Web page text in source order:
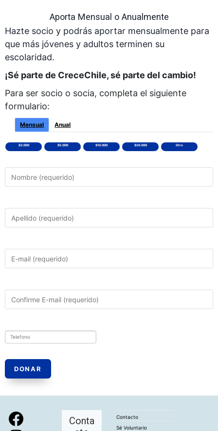
Aporta Mensual o Anualmente
Hazte socio y podrás aportar mensualmente para
que más jóvenes y adultos terminen su
escolaridad.
¡Sé parte de CreceChile, sé parte del cambio!
Para ser socio o socia, completa el siguiente
formulario:
Mensual Anual
$3.000 $5.000 $10.000 $20.000 Otro
DONAR
Facebook
Conta
Contacto
Sé Voluntario